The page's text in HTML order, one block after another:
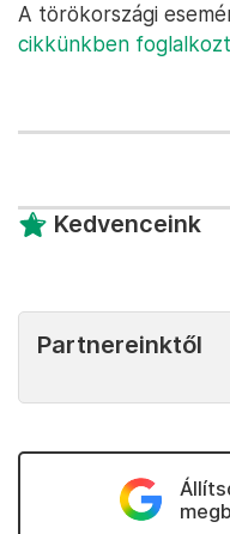
A törökországi
cikkünkben
Kedvenceink
Partnereinktől